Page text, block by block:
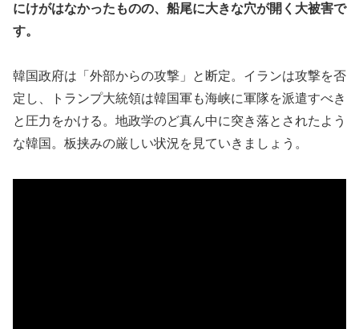
にけがはなかったものの、船尾に大きな穴が開く大被害で
す。
韓国政府は「外部からの攻撃」と断定。イランは攻撃を否
定し、トランプ大統領は韓国軍も海峡に軍隊を派遣すべき
と圧力をかける。地政学のど真ん中に突き落とされたよう
な韓国。板挟みの厳しい状況を見ていきましょう。